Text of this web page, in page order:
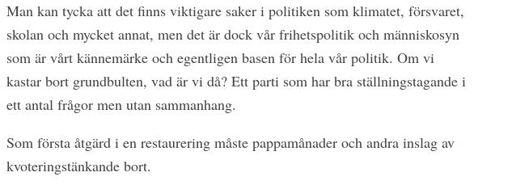
Man kan tycka att det finns viktigare saker i politiken som klimatet, försvaret,
skolan och mycket annat, men det är dock vår frihetspolitik och människosyn
som är vårt kännemärke och egentligen basen för hela vår politik. Om vi
kastar bort grundbulten, vad är vi då? Ett parti som har bra ställningstagande i
ett antal frågor men utan sammanhang.
Som första åtgärd i en restaurering måste pappamånader och andra inslag av
kvoteringstänkande bort.